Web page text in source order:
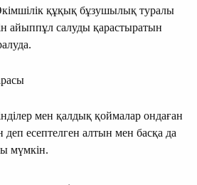
құқық бұзушылық туралы
айыппұл салуды қарастыратын
мен қалдық қоймалар ондаған
есептелген алтын мен басқа да
мүмкін.